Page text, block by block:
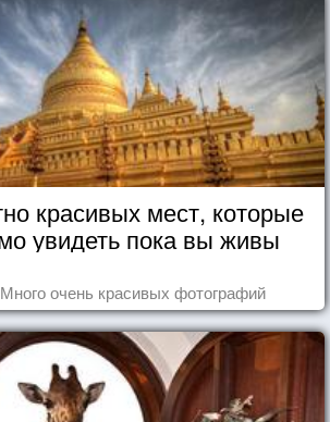
красивых мест, которые
увидеть пока вы живы
очень красивых фотографий